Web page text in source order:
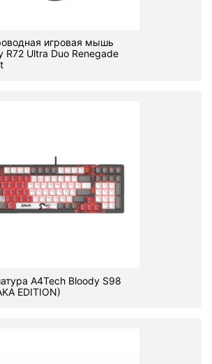
игровая мышь
R72 Ultra Duo Renegade
A4Tech Bloody S98
EDITION)